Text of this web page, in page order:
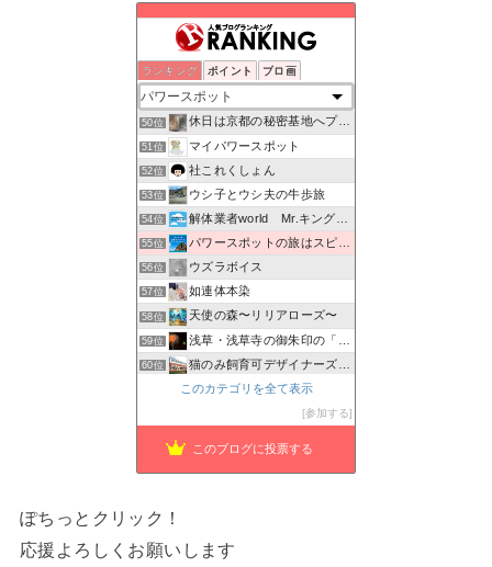
ランキング ポイント ブロ画
48位 埼玉、東京の小さな旅写真ー神社、仏閣めぐりメイン
49位 アラサーTのメモブログ
50位 休日は京都の秘密基地へプチ家出クラブ
51位 マイパワースポット
52位 社これくしょん
53位 ウシ子とウシ夫の牛歩旅
54位 解体業者world Mr.キングの日常♪
55位 パワースポットの旅はスピリチュアル！
56位 ウズラボイス
57位 如連体本染
58位 天使の森〜リリアローズ〜
59位 浅草・浅草寺の御朱印の「種類・値段・待ち時間・混雑状況」お…
60位 猫のみ飼育可デザイナーズ物件 prima-fortuna
日本の神社仏閣めぐり (Shrine Japan Info)
草加市を守る矢部しょうへいの会のブログ
このカテゴリを全て表示
参加する
このブログに投票する
ぽちっとクリック！
応援よろしくお願いします